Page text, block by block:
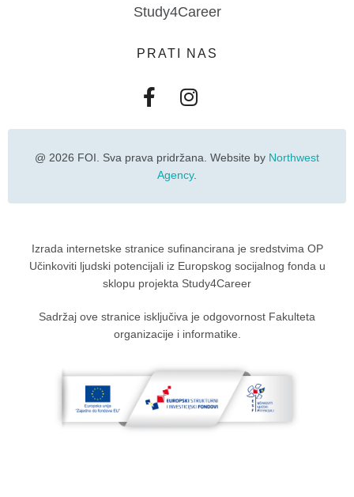
Study4Career
PRATI NAS
@ 2026 FOI. Sva prava pridržana. Website by Northwest
Agency.
Izrada internetske stranice sufinancirana je sredstvima OP
Učinkoviti ljudski potencijali iz Europskog socijalnog fonda u
sklopu projekta Study4Career
Sadržaj ove stranice isključiva je odgovornost Fakulteta
organizacije i informatike.